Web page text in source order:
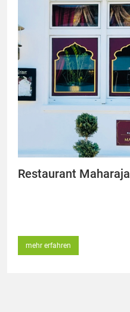
Restaurant Maharaja
mehr erfahren